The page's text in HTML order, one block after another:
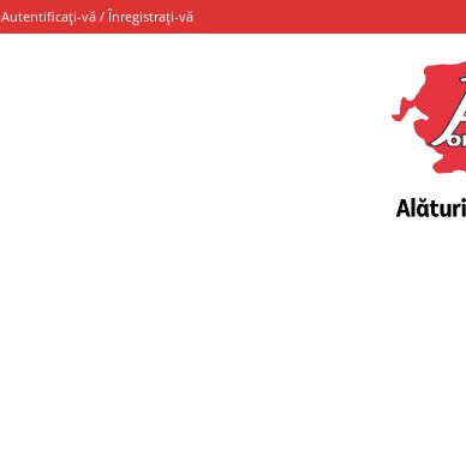
Autentificați-vă / Înregistrați-vă